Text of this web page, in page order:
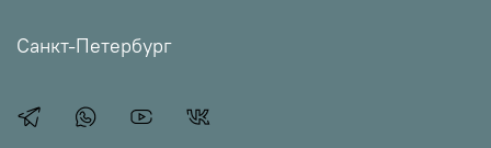
Санкт-Петербург